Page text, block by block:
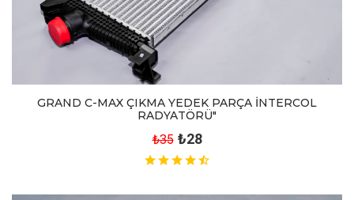
GRAND C-MAX ÇIKMA YEDEK PARÇA İNTERCOL
RADYATÖRÜ"
₺35 ₺28